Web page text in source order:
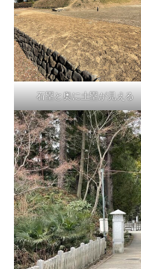
石塁と奥に土塁が見える